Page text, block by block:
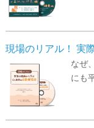
現場のリアル！ 実
なぜ
にも
▼
▼